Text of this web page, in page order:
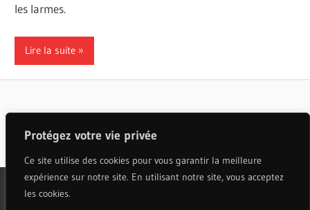
Protégez votre vie privée
Ce site utilise des cookies pour vous garantir la meilleure
expérience sur notre site. En utilisant notre site, vous acceptez
les cookies.
les larmes.
Lire la suite